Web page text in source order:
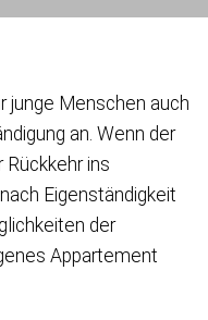
junge Menschen auch
an. Wenn der
ins
Eigenständigkeit
der
Appartement